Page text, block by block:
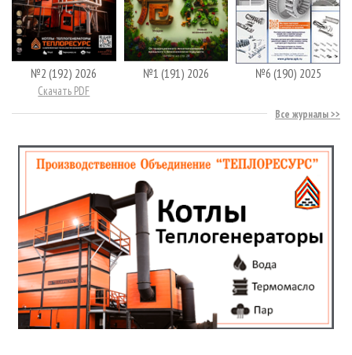
№2 (192) 2026
Скачать PDF
№1 (191) 2026 №6 (190) 2025
Все журналы